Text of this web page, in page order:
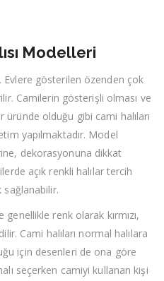
Modelleri
Evlere gösterilen özenden çok
Camilerin gösterişli olması ve
olduğu gibi cami halıları
yapılmaktadır. Model
dekorasyonuna dikkat
açık renkli halılar tercih
sağlanabilir.
renk olarak kırmızı,
Cami halıları normal halılara
için desenleri de ona göre
seçerken camiyi kullanan kişi